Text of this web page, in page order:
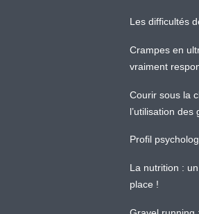
Les difficultés
Crampes en
vraiment
Courir sous la
l’utilisation des
Profil
La nutrition :
place !